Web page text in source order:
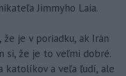
Jimmyho Laia.
je v poriadku, ak Irán
si, že je to veľmi dobré.
katolíkov a veľa ľudí, ale